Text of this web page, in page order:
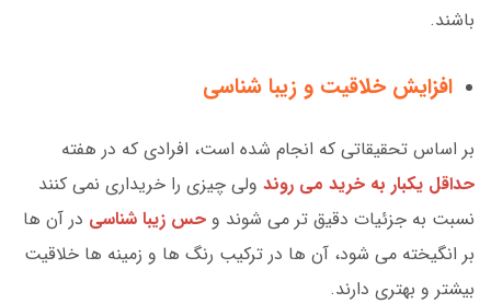
باشند.
افزایش خلاقیت و زیبا شناسی
بر اساس تحقیقاتی که انجام شده است، افرادی که در هفته
حداقل یکبار به خرید می روند ولی چیزی را خریداری نمی کنند
نسبت به جزئیات دقیق تر می شوند و حس زیبا شناسی در آن ها
بر انگیخته می شود، آن ها در ترکیب رنگ ها و زمینه ها خلاقیت
بیشتر و بهتری دارند.